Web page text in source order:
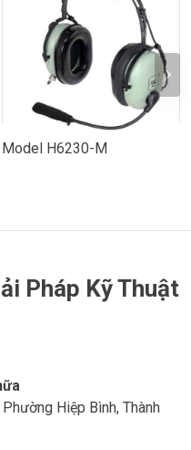
Model H6230-M
Pháp Kỹ Thuật
Hiệp Bình, Thành